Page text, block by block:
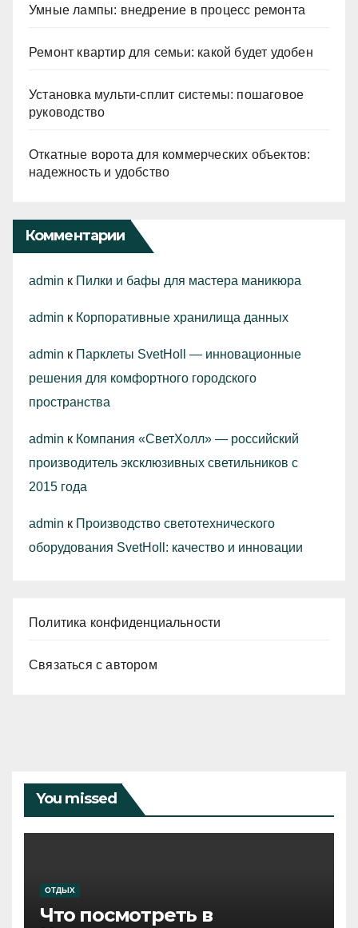
Умные лампы: внедрение в процесс ремонта
Ремонт квартир для семьи: какой будет удобен
Установка мульти-сплит системы: пошаговое
руководство
Откатные ворота для коммерческих объектов:
надежность и удобство
Комментарии
admin к Пилки и бафы для мастера маникюра
admin к Корпоративные хранилища данных
admin к Парклеты SvetHoll — инновационные
решения для комфортного городского
пространства
admin к Компания «СветХолл» — российский
производитель эксклюзивных светильников с
2015 года
admin к Производство светотехнического
оборудования SvetHoll: качество и инновации
Политика конфиденциальности
Связаться с автором
You missed
ОТДЫХ
Что посмотреть в